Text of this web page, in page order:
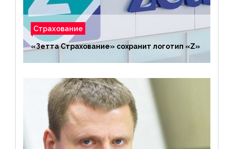
Страхование
«Зетта Страхование» сохранит логотип «Z»